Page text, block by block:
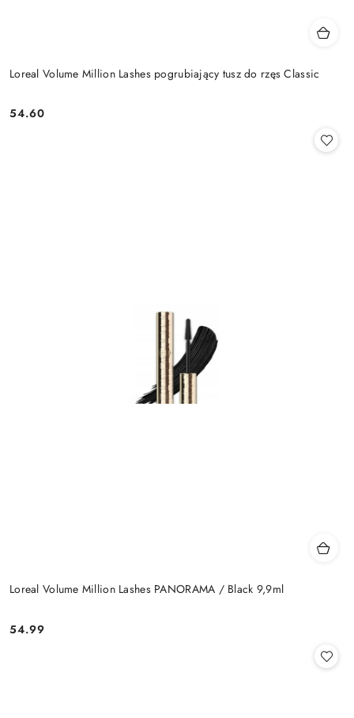
Loreal Volume Million Lashes pogrubiający tusz do rzęs Classic
Cena:
54.60
Loreal Volume Million Lashes PANORAMA / Black 9,9ml
Cena:
54.99